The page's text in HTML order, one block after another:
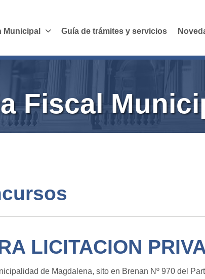
Municipal Guía de trámites y servicios
Fiscal
LICITACION
de Magdalena, sito en Brenan Nº 970 del